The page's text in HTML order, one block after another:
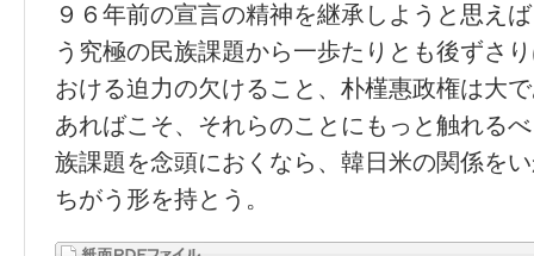
９６年前の宣言の精神を継承しようと思え
う究極の民族課題から一歩たりとも後ずさ
おける迫力の欠けること、朴槿惠政権は大
あればこそ、それらのことにもっと触れる
族課題を念頭におくなら、韓日米の関係を
ちがう形を持とう。